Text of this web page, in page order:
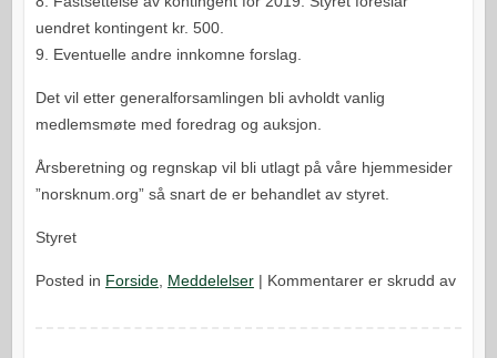
uendret kontingent kr. 500.
9. Eventuelle andre innkomne forslag.
Det vil etter generalforsamlingen bli avholdt vanlig
medlemsmøte med foredrag og auksjon.
Årsberetning og regnskap vil bli utlagt på våre hjemmesider
”norsknum.org” så snart de er behandlet av styret.
Styret
Posted in Forside, Meddelelser | Kommentarer er skrudd avfor